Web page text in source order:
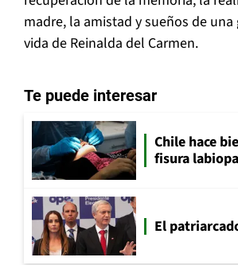
madre, la amistad y sueños de
vida de Reinalda del Carmen.
Te puede interesar
Chile hace
fisura
El